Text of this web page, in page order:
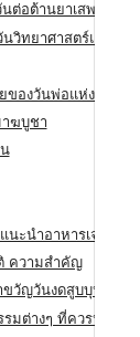
อต้านยาเสพติดสากล
วิทยาศาสตร์แห่งชาติ
องวันพ่อแห่งชาติ
ฆบูชา
นะนำอาหารเจ
ความสำคัญ
วัญวันงดสูบบุหรี่โลก
มต่างๆ ที่ควรปฏิบัติ